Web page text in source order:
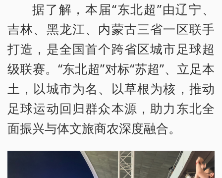
据了解，本届“东北超”由辽宁、
吉林、黑龙江、内蒙古三省一区联手
打造，是全国首个跨省区城市足球超
级联赛。“东北超”对标“苏超”、立足本
土，以城市为名、以草根为核，推动
足球运动回归群众本源，助力东北全
面振兴与体文旅商农深度融合。